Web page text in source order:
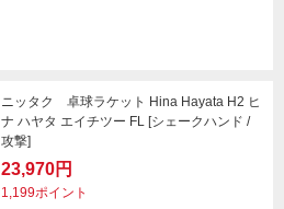
ニッタク 卓球ラケット Hina Hayata H2 ヒ
ナ ハヤタ エイチツー FL [シェークハンド /
攻撃]
23,970円
1,199ポイント